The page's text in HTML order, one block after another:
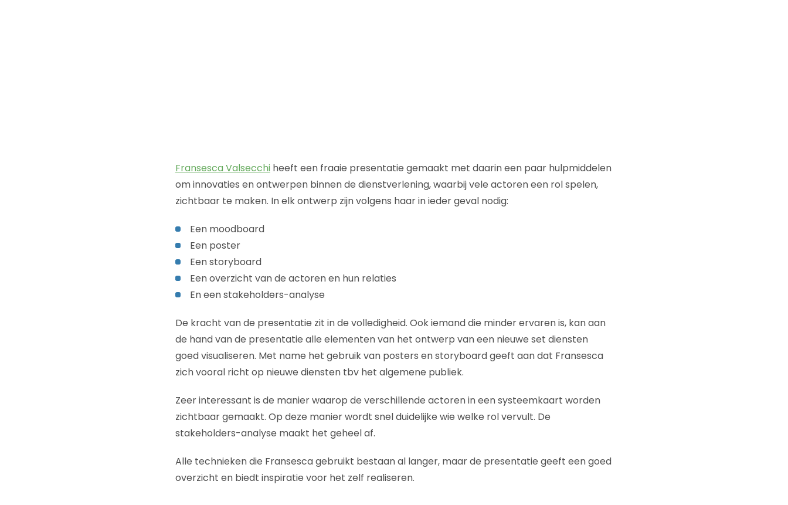
Fransesca Valsecchiheeft een fraaie presentatie gemaakt met daarin een paar hulpmiddelen
om innovaties en ontwerpen binnen de dienstverlening, waarbij vele actoren een rol spelen,
zichtbaar te maken. In elk ontwerp zijn volgens haar in ieder geval nodig:
Een moodboard
Een poster
Een storyboard
Een overzicht van de actoren en hun relaties
En een stakeholders-analyse
De kracht van de presentatie zit in de volledigheid. Ook iemand die minder ervaren is, kan aan
de hand van de presentatie alle elementen van het ontwerp van een nieuwe set diensten
goed visualiseren. Met name het gebruik van posters en storyboard geeft aan dat Fransesca
zich vooral richt op nieuwe diensten tbv het algemene publiek.
Zeer interessant is de manier waarop de verschillende actoren in een systeemkaart worden
zichtbaar gemaakt. Op deze manier wordt snel duidelijke wie welke rol vervult. De
stakeholders-analyse maakt het geheel af.
Alle technieken die Fransesca gebruikt bestaan al langer, maar de presentatie geeft een goed
overzicht en biedt inspiratie voor het zelf realiseren.